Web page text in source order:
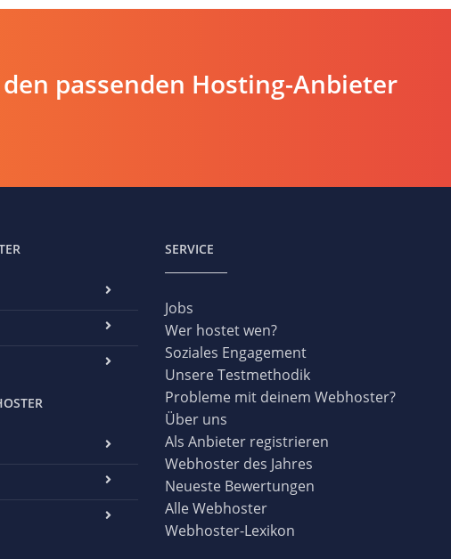
passenden Hosting-Anbieter
SERVICE
Jobs
Wer hostet wen?
Soziales Engagement
Unsere Testmethodik
Probleme mit deinem Webhoster?
Über uns
Als Anbieter registrieren
Webhoster des Jahres
Neueste Bewertungen
Alle Webhoster
Webhoster-Lexikon